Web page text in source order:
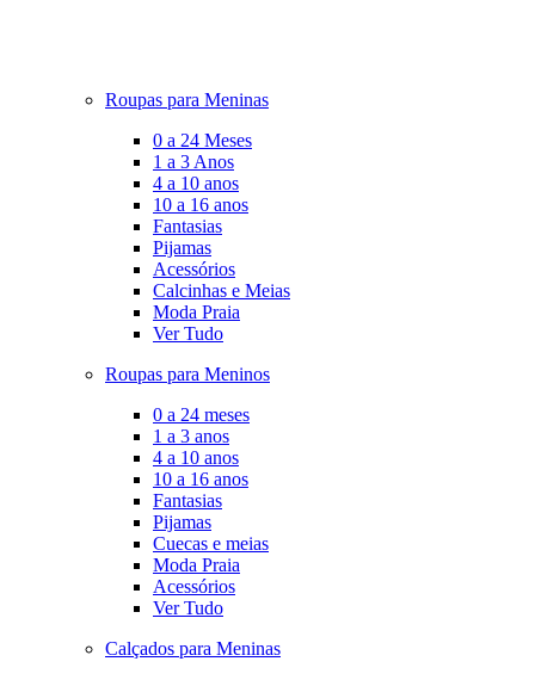
Roupas para Meninas
0 a 24 Meses
1 a 3 Anos
4 a 10 anos
10 a 16 anos
Fantasias
Pijamas
Acessórios
Calcinhas e Meias
Moda Praia
Ver Tudo
Roupas para Meninos
0 a 24 meses
1 a 3 anos
4 a 10 anos
10 a 16 anos
Fantasias
Pijamas
Cuecas e meias
Moda Praia
Acessórios
Ver Tudo
Calçados para Meninas